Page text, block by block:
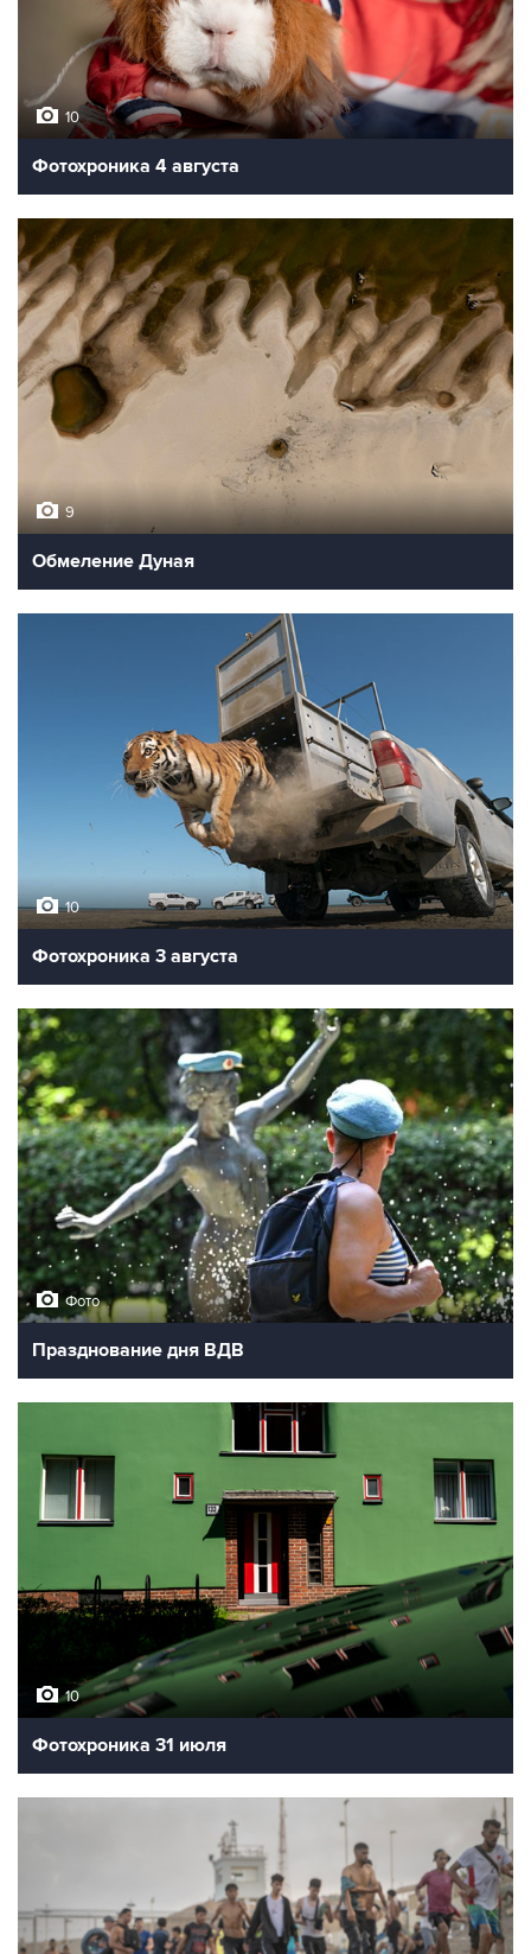
10
Фотохроника 4 августа
9
Обмеление Дуная
10
Фотохроника 3 августа
Фото
Празднование дня ВДВ
10
Фотохроника 31 июля